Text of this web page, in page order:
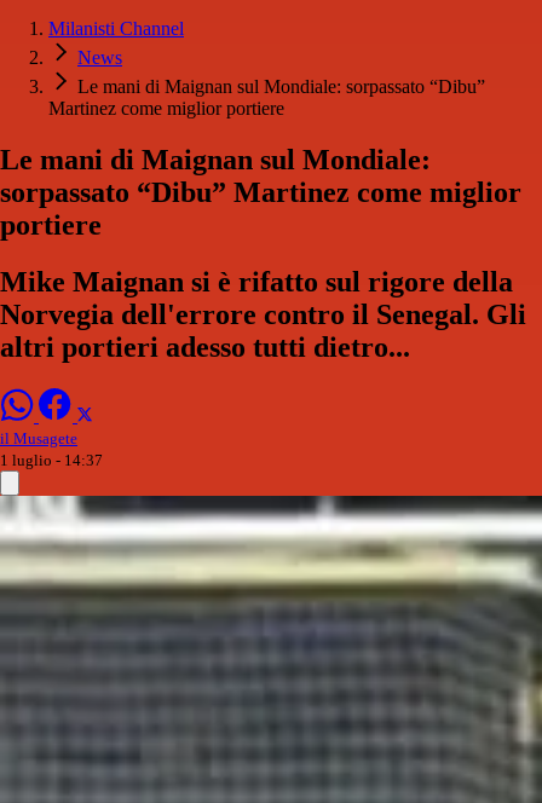
Milanisti Channel
News
Le mani di Maignan sul Mondiale: sorpassato “Dibu”
Martinez come miglior portiere
Le mani di Maignan sul Mondiale:
sorpassato “Dibu” Martinez come miglior
portiere
Mike Maignan si è rifatto sul rigore della
Norvegia dell'errore contro il Senegal. Gli
altri portieri adesso tutti dietro...
il Musagete
1 luglio - 14:37